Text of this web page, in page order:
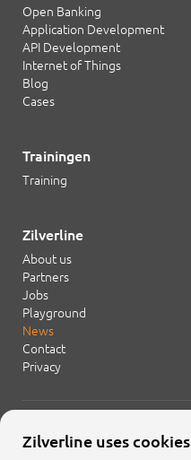
Open Banking
Application Development
API Development
Internet of Things
Blog
Cases
Trainingen
Training
Zilverline
About us
Partners
Jobs
Playground
News
Contact
Privacy
info@zilverline.com
Zilverline uses cookies